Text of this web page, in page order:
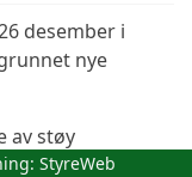
desember i
nye
av støy
i kraft for
StyreWeb